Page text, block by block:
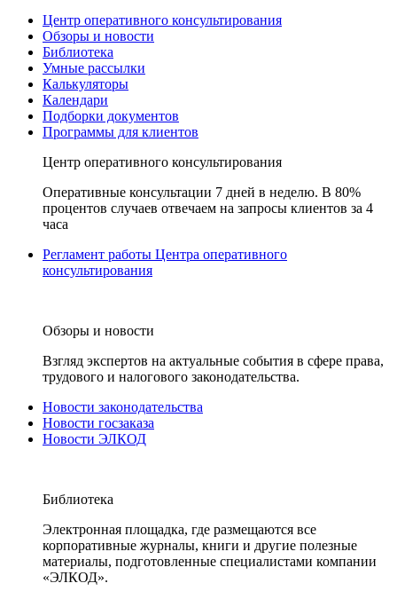
Центр оперативного консультирования
Обзоры и новости
Библиотека
Умные рассылки
Калькуляторы
Календари
Подборки документов
Программы для клиентов
Центр оперативного консультирования
Оперативные консультации 7 дней в неделю. В 80%
процентов случаев отвечаем на запросы клиентов за 4
часа
Регламент работы Центра оперативного
консультирования
Обзоры и новости
Взгляд экспертов на актуальные события в сфере права,
трудового и налогового законодательства.
Новости законодательства
Новости госзаказа
Новости ЭЛКОД
Библиотека
Электронная площадка, где размещаются все
корпоративные журналы, книги и другие полезные
материалы, подготовленные специалистами компании
«ЭЛКОД».